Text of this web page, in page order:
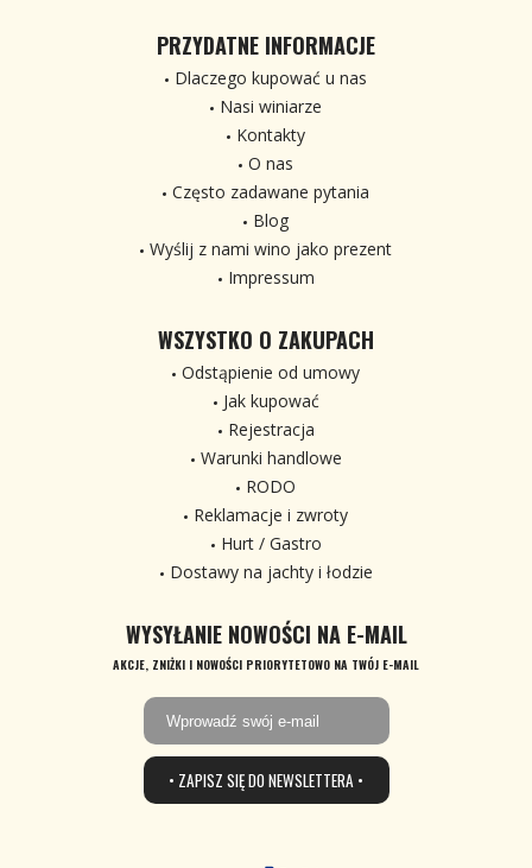
PRZYDATNE INFORMACJE
Dlaczego kupować u nas
Nasi winiarze
Kontakty
O nas
Często zadawane pytania
Blog
Wyślij z nami wino jako prezent
Impressum
WSZYSTKO O ZAKUPACH
Odstąpienie od umowy
Jak kupować
Rejestracja
Warunki handlowe
RODO
Reklamacje i zwroty
Hurt / Gastro
Dostawy na jachty i łodzie
WYSYŁANIE NOWOŚCI NA E-MAIL
AKCJE, ZNIŻKI I NOWOŚCI PRIORYTETOWO NA TWÓJ E-MAIL
• ZAPISZ SIĘ DO NEWSLETTERA •